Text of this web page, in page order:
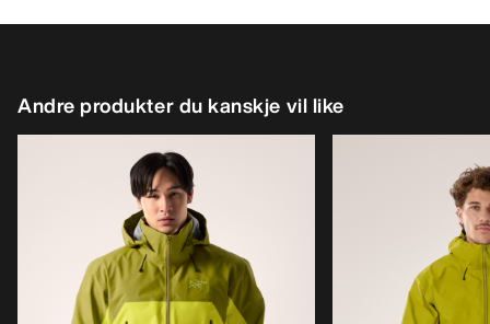
Andre produkter du kanskje vil like